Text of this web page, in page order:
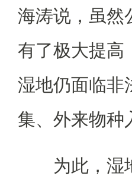
海涛说，虽然
有了极大提高
湿地仍面临非
集、外来物种
为此，湿